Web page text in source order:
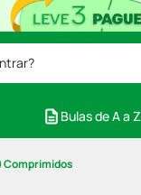
Bulas de A a Z
Comprimidos